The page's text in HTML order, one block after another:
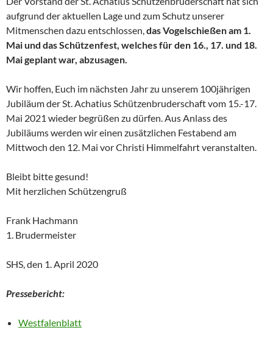
aufgrund der aktuellen Lage und zum Schutz unserer
Mitmenschen dazu entschlossen,das Vogelschießen am 1.
Mai und das Schützen­fest, welches für den 16., 17. und 18.
Mai geplant war, abzusagen.
Wir hoffen, Euch im nächsten Jahr zu unserem 100jährigen
Jubiläum der St. Achatius Schützen­bruder­schaft vom 15.-17.
Mai 2021 wieder begrüßen zu dürfen. Aus Anlass des
Jubiläums werden wir einen zusätzlichen Festabend am
Mittwoch den 12. Mai vor Christi Himmelfahrt veranstalten.
Bleibt bitte gesund!
Mit herzlichen Schützengruß
Frank Hachmann
1. Brudermeister
SHS, den 1. April 2020
Pressebericht:
Westfalenblatt